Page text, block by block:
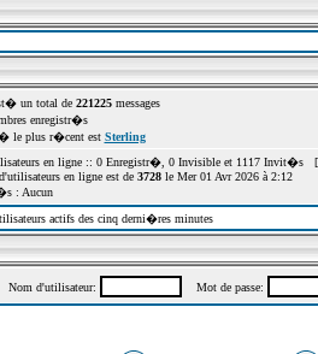
un total de 221225messages
enregistr�s
le plus r�cent est Sterling
en ligne :: 0 Enregistr�, 0 Invisible et 1117 Invit�s
en ligne est de 3728le Mer 01 Avr 2026 à 2:12
: Aucun
actifs des cinq derni�res minutes
Nom d'utilisateur: Mot de passe: